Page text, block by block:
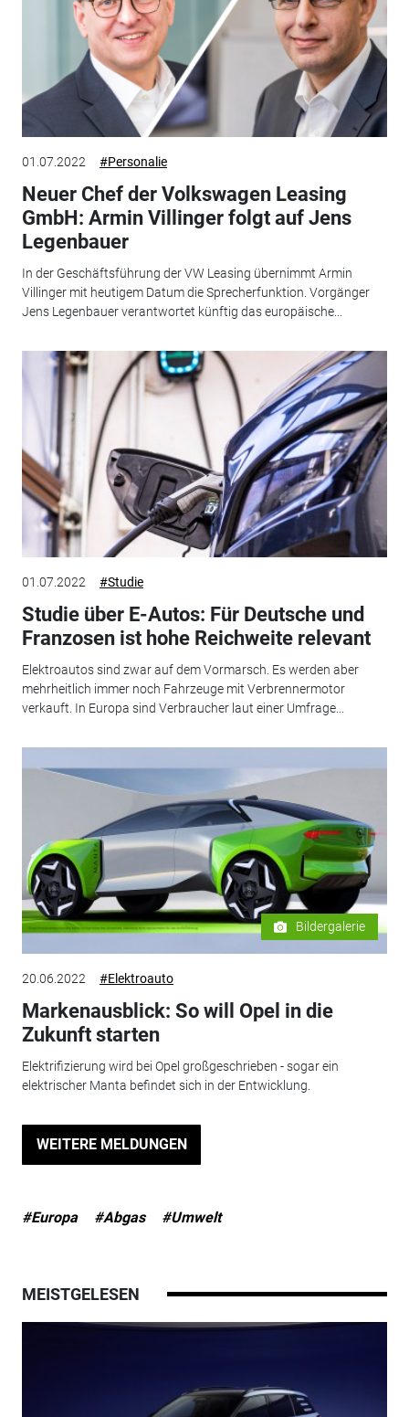
01.07.2022 #Personalie
Neuer Chef der Volkswagen Leasing
GmbH: Armin Villinger folgt auf Jens
Legenbauer
In der Geschäftsführung der VW Leasing übernimmt Armin
Villinger mit heutigem Datum die Sprecherfunktion. Vorgänger
Jens Legenbauer verantwortet künftig das europäische...
01.07.2022 #Studie
Studie über E-Autos: Für Deutsche und
Franzosen ist hohe Reichweite relevant
Elektroautos sind zwar auf dem Vormarsch. Es werden aber
mehrheitlich immer noch Fahrzeuge mit Verbrennermotor
verkauft. In Europa sind Verbraucher laut einer Umfrage...
Bildergalerie
20.06.2022 #Elektroauto
Markenausblick: So will Opel in die
Zukunft starten
Elektrifizierung wird bei Opel großgeschrieben - sogar ein
elektrischer Manta befindet sich in der Entwicklung.
WEITERE MELDUNGEN
#Europa #Abgas #Umwelt
MEISTGELESEN